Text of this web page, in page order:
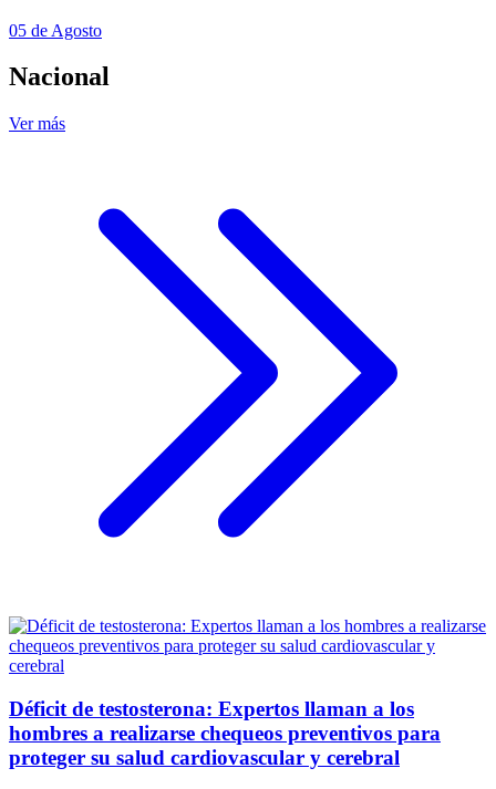
05 de Agosto
Nacional
Ver más
Déficit de testosterona: Expertos llaman a los
hombres a realizarse chequeos preventivos para
proteger su salud cardiovascular y cerebral